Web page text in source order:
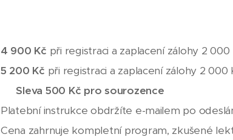
4 900 Kč při registraci a zaplacení zálohy 2 000
5 200 Kč při registraci a zaplacení zálohy 2 000
Sleva 500 Kč pro sourozence
Platební instrukce obdržíte e-mailem po
Cena zahrnuje kompletní program, zkušené